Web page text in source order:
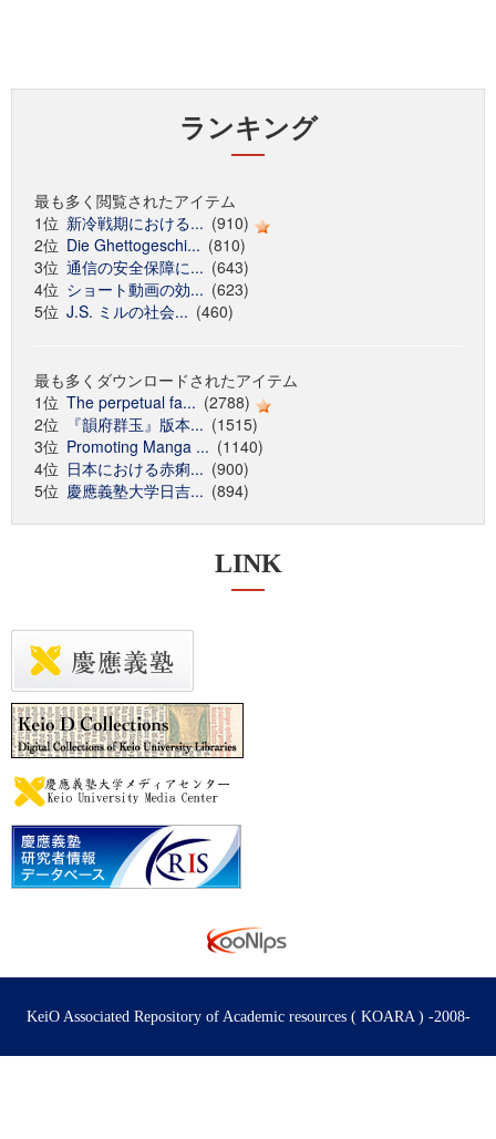
ランキング
最も多く閲覧されたアイテム
1位 新冷戦期における... (910)
2位 Die Ghettogeschi... (810)
3位 通信の安全保障に... (643)
4位 ショート動画の効... (623)
5位 J.S. ミルの社会... (460)
最も多くダウンロードされたアイテム
1位 The perpetual fa... (2788)
2位
『韻府群玉』版本... (1515)
3位 Promoting Manga ... (1140)
4位 日本における赤痢... (900)
5位 慶應義塾大学日吉... (894)
LINK
KeiO Associated Repository of Academic resources ( KOARA ) -2008-